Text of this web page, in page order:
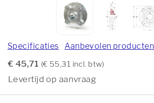
Specificaties Aanbevolen producten
€ 45,71 (€ 55,31 incl. btw)
Levertijd op aanvraag